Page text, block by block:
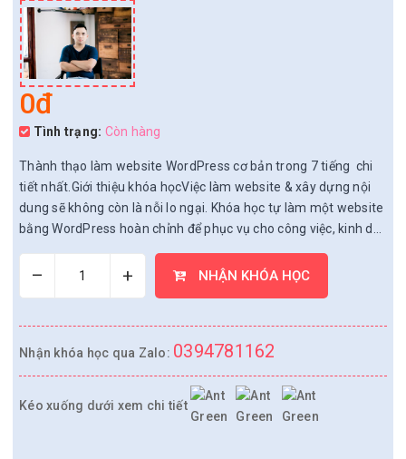
0đ
Tình trạng: Còn hàng
Thành thạo làm website WordPress cơ bản trong 7 tiếng chi
tiết nhất.Giới thiệu khóa họcViệc làm website & xây dựng nội
dung sẽ không còn là nỗi lo ngại. Khóa học tự làm một website
bằng WordPress hoàn chỉnh để phục vụ cho công việc, kinh d...
– + NHẬN KHÓA HỌC
Nhận khóa học qua Zalo: 0394781162
Kéo xuống dưới xem chi tiết